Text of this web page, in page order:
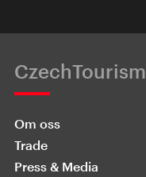
CzechTourism
Om oss
Trade
Press & Media